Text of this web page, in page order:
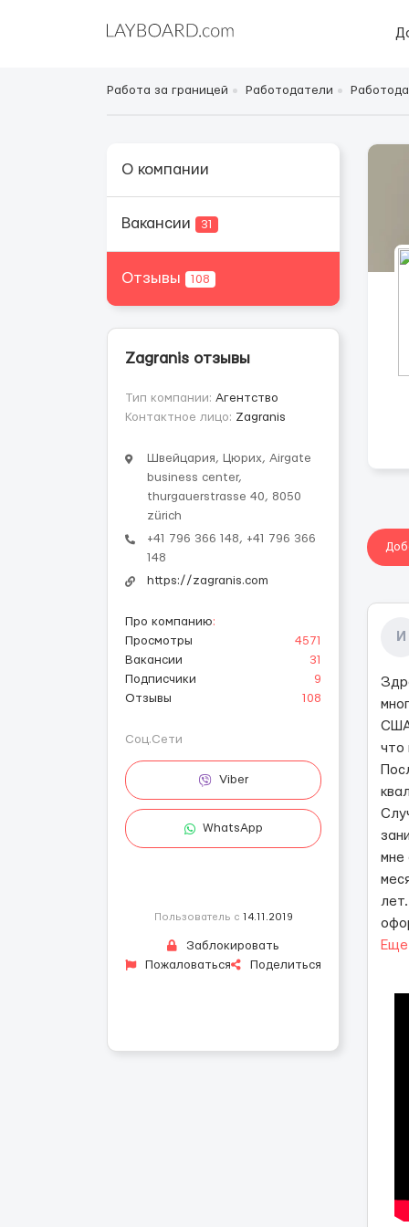
Работа за границей Работодатели
О компании
Вакансии 31
Отзывы 108
Zagranis отзывы
Тип компании: Агентство
Контактное лицо: Zagranis
Швейцария, Цюрих, Airgate
business center,
thurgauerstrasse 40, 8050
zürich
+41 796 366 148, +41 796 366
148
https://zagranis.com
Про компанию:
Просмотры
4571
Вакансии
31
Подписчики
9
Отзывы
108
Соц.Сети
Viber
WhatsApp
Пользователь с 14.11.2019
Заблокировать
Пожаловаться
Поделиться
И
что
мне
Еще